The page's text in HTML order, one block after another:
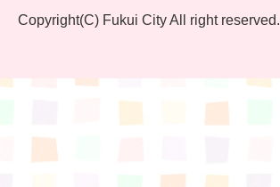
Copyright(C) Fukui City All right reserved.